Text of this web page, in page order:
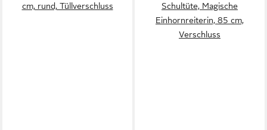
cm, rund, Tüllverschluss
Schultüte, Magische
Einhornreiterin, 85 cm,
Verschluss